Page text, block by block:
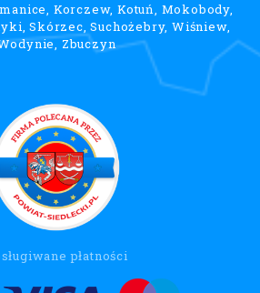
Korczew, Kotuń, Mokobody,
Skórzec, Suchożebry, Wiśniew,
Zbuczyn
płatności